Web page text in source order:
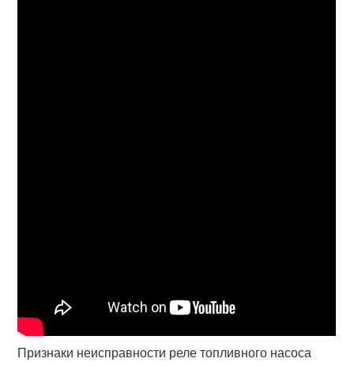
Признаки неисправности реле топливного насоса